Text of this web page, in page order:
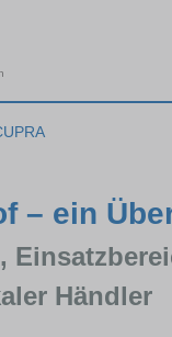
– ein
Händler